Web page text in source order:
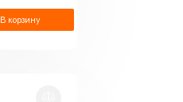
В корзину